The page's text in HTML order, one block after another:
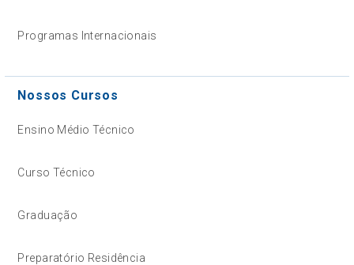
Programas Internacionais
Nossos Cursos
Ensino Médio Técnico
Curso Técnico
Graduação
Preparatório Residência